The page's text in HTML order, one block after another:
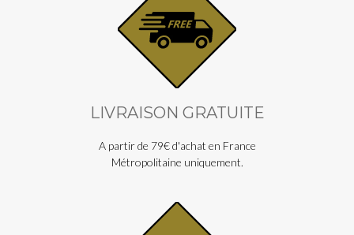
LIVRAISON GRATUITE
A partir de 79€ d'achat en France
Métropolitaine uniquement.